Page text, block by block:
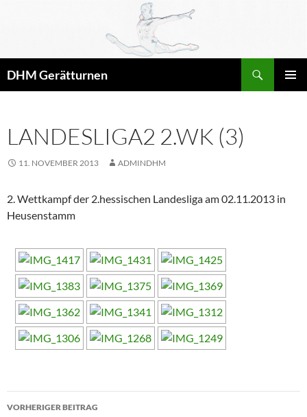
DHM Gerätturnen
LANDESLIGA2 2.WK (3)
11. NOVEMBER 2013 ADMINDHM
2. Wettkampf der 2.hessischen Landesliga am 02.11.2013 in
Heusenstamm
Beitragsnavigation
VORHERIGER BEITRAG